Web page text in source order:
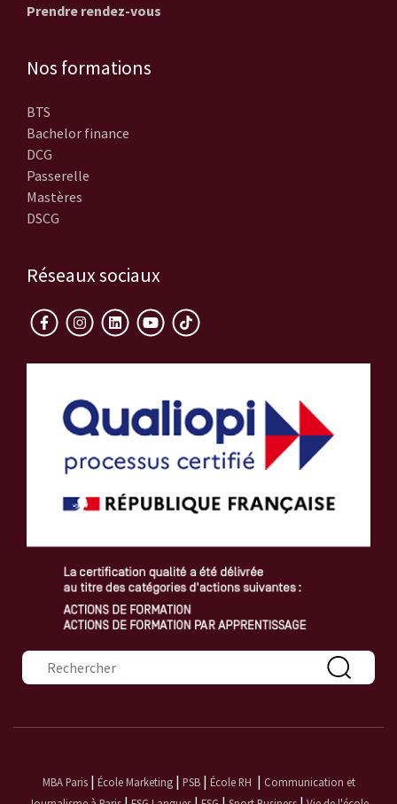
Prendre rendez-vous
Nos formations
BTS
Bachelor finance
DCG
Passerelle
Mastères
DSCG
Réseaux sociaux
Formulaire de recherche
MBA Paris| École Marketing| PSB| École RH | Communication et